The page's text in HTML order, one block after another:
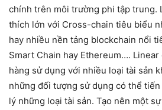
chính trên môi trường phi tập trung.
thích lớn với Cross-chain tiêu biểu
hay nhiều nền tảng blockchain nổi
Smart Chain hay Ethereum…. Linear
hàng sử dụng với nhiều loại tài sản
những đối tượng sử dụng có thể
lý những loại tài sản. Tạo nên một